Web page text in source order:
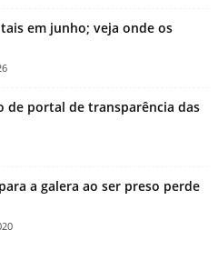
em junho; veja onde os
de portal de transparência das
a galera ao ser preso perde